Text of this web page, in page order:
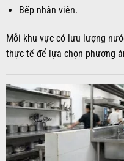
Bếp nhân viên.
Mỗi khu vực có lưu lượng
thực tế để lựa chọn phương